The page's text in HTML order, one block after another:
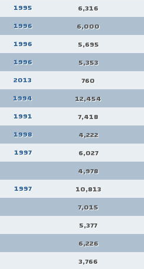
6,316
1995
6,000
1996
5,695
1996
5,353
1996
760
2013
12,454
1994
7,418
1991
4,222
1998
6,027
1997
4,978
10,813
1997
7,015
5,377
6,226
3,766